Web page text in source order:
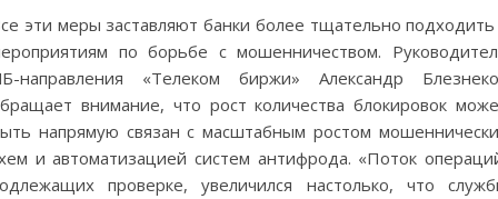
эти меры заставляют банки более тщательно подходить
по борьбе с мошенничеством.
направления «Телеком биржи» Александр
внимание, что рост количества блокировок
напрямую связан с масштабным ростом
и автоматизацией систем антифрода. «Поток
проверке, увеличился настолько, что